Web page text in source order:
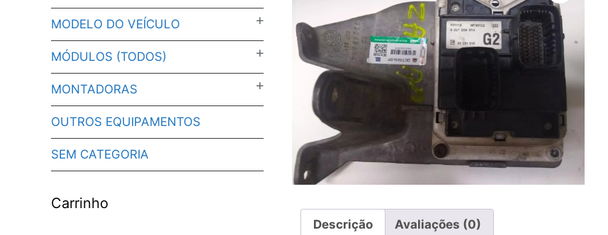
Descrição Avaliações (0)
MODELO DO VEÍCULO
MÓDULOS (TODOS)
MONTADORAS
OUTROS EQUIPAMENTOS
SEM CATEGORIA
Carrinho